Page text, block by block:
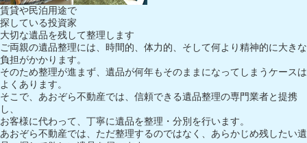
賃貸や民泊用途で
探している投資家
大切な遺品を残して整理します
ご両親の遺品整理には、時間的、体力的、そして何より精神的に大きな
負担がかかります。
そのため整理が進まず、遺品が何年もそのままになってしまうケースは
よくあります。
そこで、あおぞら不動産では、信頼できる遺品整理の専門業者と提携
し、
お客様に代わって、丁寧に遺品を整理・分別を行います。
あおぞら不動産では、ただ整理するのではなく、あらかじめ残したい遺